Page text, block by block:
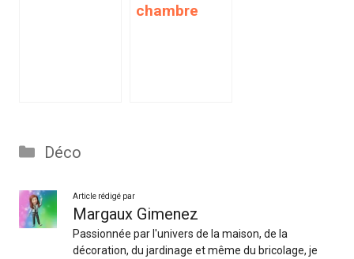
chambre
Catégories
Déco
Article rédigé par
Margaux Gimenez
Passionnée par l'univers de la maison, de la
décoration, du jardinage et même du bricolage, je